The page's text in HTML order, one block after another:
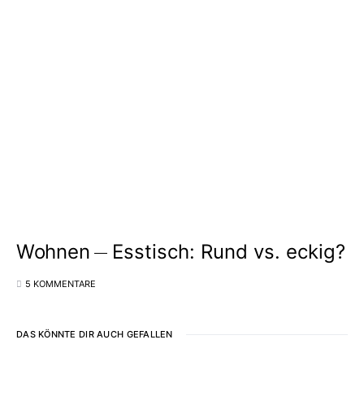
Wohnen Esstisch: Rund vs. eckig?
5 KOMMENTARE
DAS KÖNNTE DIR AUCH GEFALLEN